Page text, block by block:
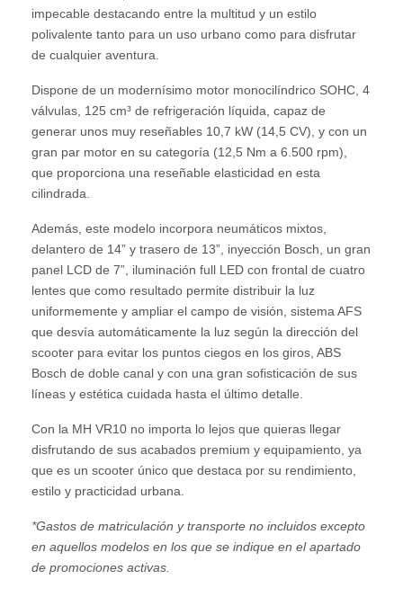
impecable destacando entre la multitud y un estilo
polivalente tanto para un uso urbano como para disfrutar
de cualquier aventura.
Dispone de un modernísimo motor monocilíndrico SOHC, 4
válvulas, 125 cm³ de refrigeración líquida, capaz de
generar unos muy reseñables 10,7 kW (14,5 CV), y con un
gran par motor en su categoría (12,5 Nm a 6.500 rpm),
que proporciona una reseñable elasticidad en esta
cilindrada.
Además, este modelo incorpora neumáticos mixtos,
delantero de 14” y trasero de 13”, inyección Bosch, un gran
panel LCD de 7”, iluminación full LED con frontal de cuatro
lentes que como resultado permite distribuir la luz
uniformemente y ampliar el campo de visión, sistema AFS
que desvía automáticamente la luz según la dirección del
scooter para evitar los puntos ciegos en los giros, ABS
Bosch de doble canal y con una gran sofisticación de sus
líneas y estética cuidada hasta el último detalle.
Con la MH VR10 no importa lo lejos que quieras llegar
disfrutando de sus acabados premium y equipamiento, ya
que es un scooter único que destaca por su rendimiento,
estilo y practicidad urbana.
*Gastos de matriculación y transporte no incluidos excepto
en aquellos modelos en los que se indique en el apartado
de promociones activas.